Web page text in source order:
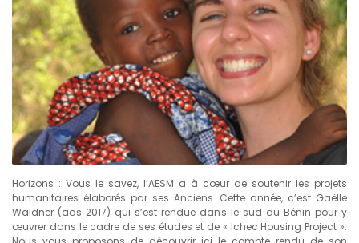
Horizons : Vous le savez, l’AESM a à cœur de soutenir les projets
humanitaires élaborés par ses Anciens. Cette année, c’est Gaëlle
Waldner (ads 2017) qui s’est rendue dans le sud du Bénin pour y
œuvrer dans le cadre de ses études et de « Ichec Housing Project ».